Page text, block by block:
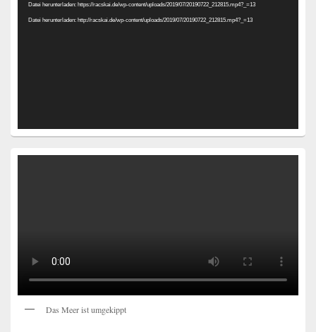
Datei herunterladen: https://racskai.de/wp-content/uploads/2019/07/20190722_212815.mp4?_=13
Datei herunterladen: http://racskai.de/wp-content/uploads/2019/07/20190722_212815.mp4?_=13
Das Meer ist umgekippt